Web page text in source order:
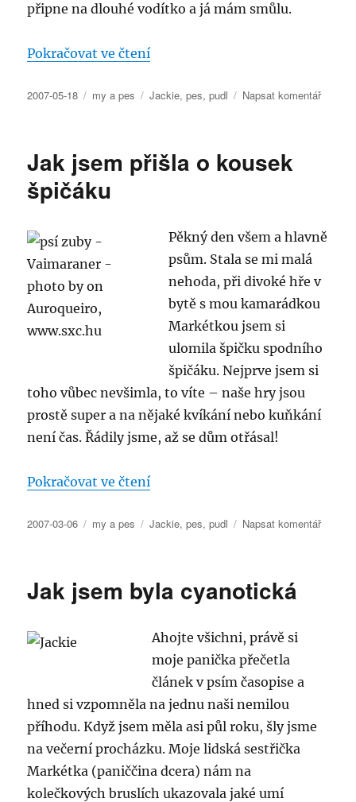
připne na dlouhé vodítko a já mám smůlu.
Pokračovat ve čtení„Jak se do mne zakouslo klíště“
Publikováno:
2007-05-18 Rubriky:
my a pes Štítky:
Jackie,pes,pudl Napsat komentářpro
klíště
Jak jsem přišla o kousek
špičáku
Pěkný den všem a hlavně
psům. Stala se mi malá
nehoda, při divoké hře v
bytě s mou kamarádkou
Markétkou jsem si
ulomila špičku spodního
špičáku. Nejprve jsem si
toho vůbec nevšimla, to víte – naše hry jsou
prostě super a na nějaké kvíkání nebo kuňkání
není čas. Řádily jsme, až se dům otřásal!
Pokračovat ve čtení„Jak jsem přišla o kousek
Publikováno:
2007-03-06 Rubriky:
my a pes Štítky:
Jackie,pes,pudl Napsat komentářpro
Jak jsem byla cyanotická
Ahojte všichni, právě si
moje panička přečetla
článek v psím časopise a
hned si vzpomněla na jednu naši nemilou
příhodu. Když jsem měla asi půl roku, šly jsme
na večerní procházku. Moje lidská sestřička
Markétka (paniččina dcera) nám na
kolečkových bruslích ukazovala jaké umí